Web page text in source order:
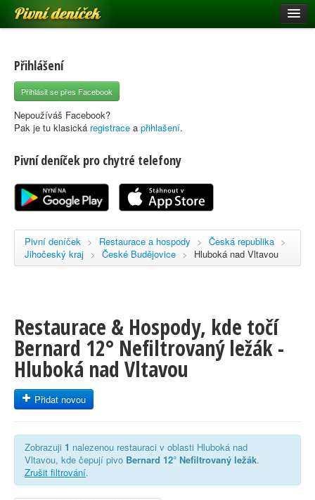
Pivní deníček
Pivní mapa
Pivní značky
Nápověda
Registrace
Přihlášení
Přihlásit se přes Facebook
Nepoužíváš Facebook?
Pak je tu klasická registrace a přihlašení.
Pivní deníček pro chytré telefony
Pivní deníček > Restaurace a hospody > Česká republika >
Jihočeský kraj > České Budějovice > Hluboká nad Vltavou
Restaurace & Hospody, kde točí
Bernard 12° Nefiltrovaný ležák -
Hluboká nad Vltavou
Přidat novou
Zobrazuji 1 nalezenou restauraci v oblasti Hluboká nad
Vltavou, kde čepují pivo Bernard 12° Nefiltrovaný ležák.
Zrušit filtrování.